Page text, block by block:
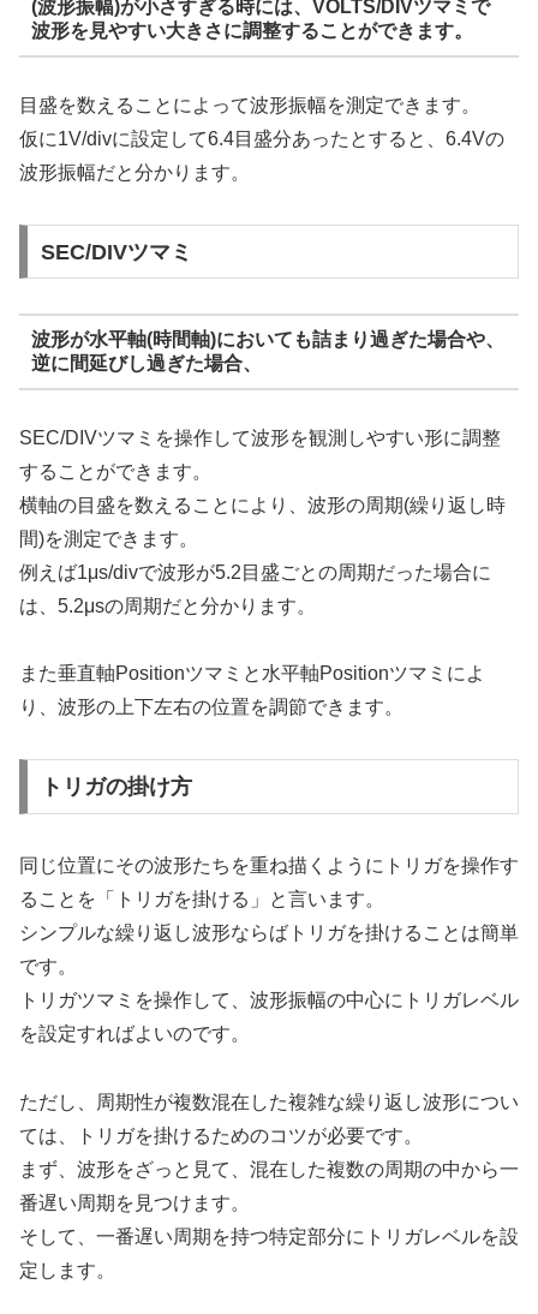
(波形振幅)が小さすぎる時には、VOLTS/DIVツマミで
波形を見やすい大きさに調整することができます。
目盛を数えることによって波形振幅を測定できます。
仮に1V/divに設定して6.4目盛分あったとすると、6.4Vの
波形振幅だと分かります。
SEC/DIVツマミ
波形が水平軸(時間軸)においても詰まり過ぎた場合や、
逆に間延びし過ぎた場合、
SEC/DIVツマミを操作して波形を観測しやすい形に調整
することができます。
横軸の目盛を数えることにより、波形の周期(繰り返し時
間)を測定できます。
例えば1μs/divで波形が5.2目盛ごとの周期だった場合に
は、5.2μsの周期だと分かります。
また垂直軸Positionツマミと水平軸Positionツマミによ
り、波形の上下左右の位置を調節できます。
トリガの掛け方
同じ位置にその波形たちを重ね描くようにトリガを操作す
ることを「トリガを掛ける」と言います。
シンプルな繰り返し波形ならばトリガを掛けることは簡単
です。
トリガツマミを操作して、波形振幅の中心にトリガレベル
を設定すればよいのです。
ただし、周期性が複数混在した複雑な繰り返し波形につい
ては、トリガを掛けるためのコツが必要です。
まず、波形をざっと見て、混在した複数の周期の中から一
番遅い周期を見つけます。
そして、一番遅い周期を持つ特定部分にトリガレベルを設
定します。